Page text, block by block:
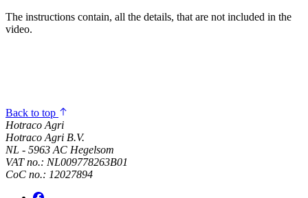
The instructions contain, all the details, that are not included in the
video.
Back to top
Hotraco Agri
Hotraco Agri B.V.
NL - 5963 AC Hegelsom
VAT no.: NL009778263B01
CoC no.: 12027894